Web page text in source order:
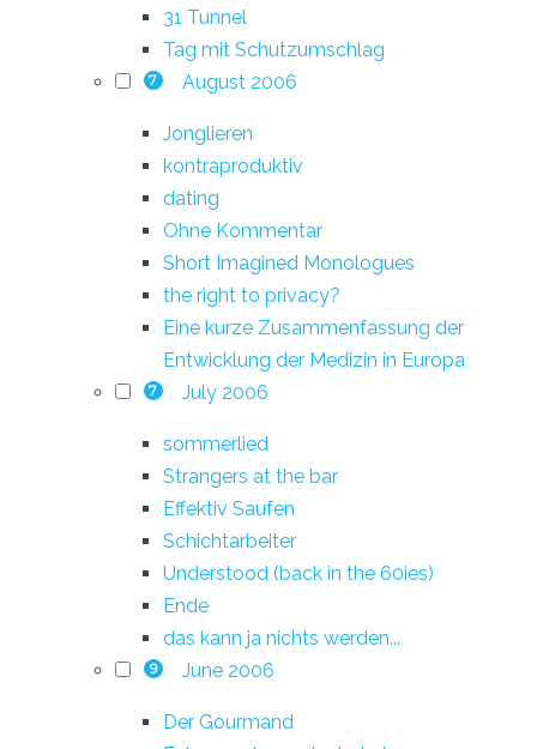
31 Tunnel
Tag mit Schutzumschlag
7 August 2006
Jonglieren
kontraproduktiv
dating
Ohne Kommentar
Short Imagined Monologues
the right to privacy?
Eine kurze Zusammenfassung der
Entwicklung der Medizin in Europa
7 July 2006
sommerlied
Strangers at the bar
Effektiv Saufen
Schichtarbeiter
Understood (back in the 60ies)
Ende
das kann ja nichts werden...
9 June 2006
Der Gourmand